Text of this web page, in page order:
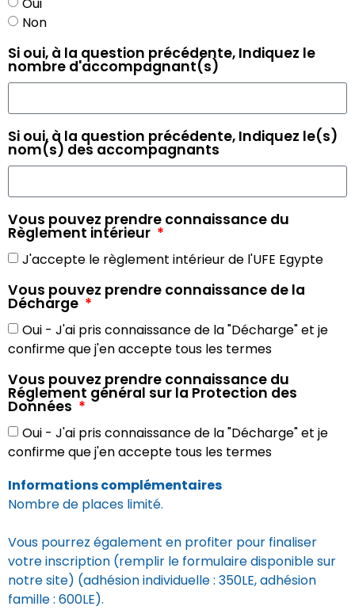
Non
Si oui, à la question précédente, Indiquez le
nombre d'accompagnant(s)
Si oui, à la question précédente, Indiquez le(s)
nom(s) des accompagnants
Vous pouvez prendre connaissance du
Règlement intérieur
J'accepte le règlement intérieur de l'UFE Egypte
Vous pouvez prendre connaissance de la
Décharge
Oui - J'ai pris connaissance de la "Décharge" et je
confirme que j'en accepte tous les termes
Vous pouvez prendre connaissance du
Réglement général sur la Protection des
Données
Oui - J'ai pris connaissance de la "Décharge" et je
confirme que j'en accepte tous les termes
Informations complémentaires
Nombre de places limité.
Vous pourrez également en profiter pour finaliser
votre inscription (remplir le formulaire disponible sur
notre site) (adhésion individuelle : 350LE, adhésion
famille : 600LE).